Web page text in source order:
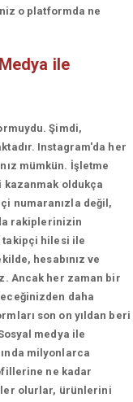
o platformda ne
ile
Şimdi,
Instagram'da her
mümkün. İşletme
kazanmak oldukça
numaranızla değil,
rakiplerinizin
takipçi hilesi ile
hesabınız ve
Ancak her zaman bir
daha
son on yıldan beri
medya ile
milyonlarca
ne kadar
olurlar, ürünlerini